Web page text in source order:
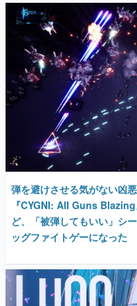
弾を避けさせる気がない凶
『CYGNI: All Guns
ど、「被弾してもいい」シ
ッグファイトゲーになった